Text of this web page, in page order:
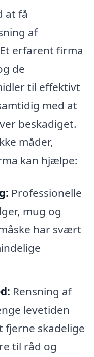
at få
af
erfarent firma
de
til effektivt
med at
beskadiget.
måder,
kan hjælpe:
Professionelle
mug og
har svært
Rensning af
levetiden
fjerne skadelige
til råd og